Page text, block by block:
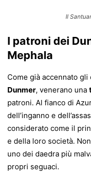
Il
I patroni dei
Mephala
Come già accennato
Dunmer, venerano una
patroni. Al fianco di
dell’inganno e
considerato come il
e della loro società.
uno dei daedra più
propri seguaci.